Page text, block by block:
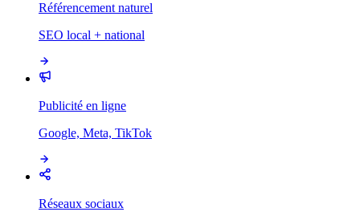
Référencement naturel
SEO local + national
Publicité en ligne
Google, Meta, TikTok
Réseaux sociaux